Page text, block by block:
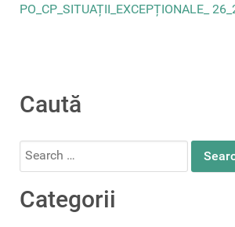
PO_CP_SITUAȚII_EXCEPȚIONALE_
Caută
Search
Categorii